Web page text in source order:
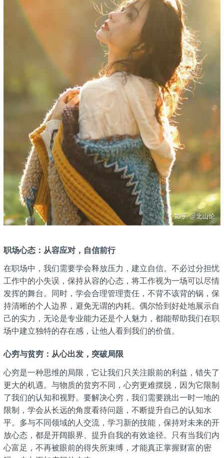
职场心态：从容应对，自信前行
在职场中，我们需要学会释放压力，建立自信。不必过分担忧
工作中的小失误，保持从容的心态，将工作视为一场可以尽情
发挥的舞台。同时，学会合理管理责任，不背不该背的锅，保
持清晰的个人边界，避免无谓的内耗。偶尔恰到好处地展示自
己的实力，无论是专业能力还是个人魅力，都能帮助我们在职
场中建立独特的存在感，让他人看到我们的价值。
心穷与贫穷：从心出发，突破局限
心穷是一种思维的局限，它让我们只关注眼前的利益，错失了
更大的机遇。与物质的贫穷不同，心穷更难摆脱，因为它限制
了我们的认知和视野。要解决心穷，我们需要跳出一时一地的
限制，学会从长远的角度看待问题，不断提升自己的认知水
平。多与不同领域的人交流，学习新的技能，保持对未来的开
放心态，都是开阔眼界、提升自我的有效途径。只有当我们内
心富足，不再被眼前的得失所束缚，才能真正掌握财富的密